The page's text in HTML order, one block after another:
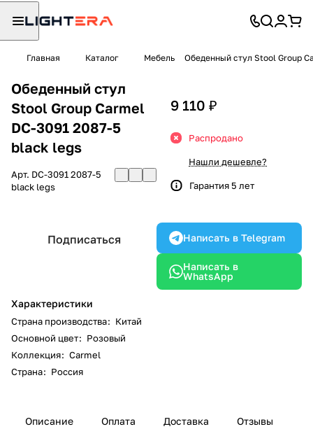
Главная Каталог Мебель Обеденный стул Stool Group
Обеденный стул
Stool Group Carmel
DC-3091 2087-5
black legs
Арт. DC-3091 2087-5
black legs
Подписаться
Характеристики
Страна производства: Китай
Основной цвет: Розовый
Коллекция: Carmel
Страна: Россия
9 110 ₽
Распродано
Нашли дешевле?
Гарантия 5 лет
Написать в Telegram
Написать в
WhatsApp
Описание Оплата Доставка Отзывы